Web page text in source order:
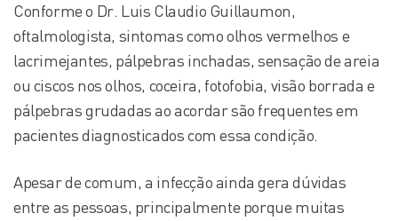
Conforme o Dr. Luis Claudio Guillaumon,
oftalmologista, sintomas como olhos vermelhos e
lacrimejantes, pálpebras inchadas, sensação de areia
ou ciscos nos olhos, coceira, fotofobia, visão borrada e
pálpebras grudadas ao acordar são frequentes em
pacientes diagnosticados com essa condição.
Apesar de comum, a infecção ainda gera dúvidas
entre as pessoas, principalmente porque muitas